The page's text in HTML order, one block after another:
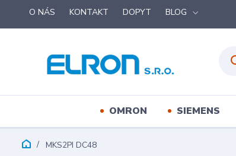
O NÁS KONTAKT DOPYT BLOG
OMRON SIEMENS
MKS2PI DC48